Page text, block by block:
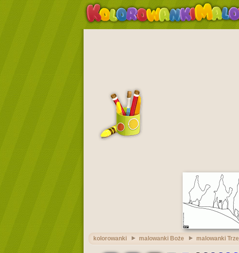
kolorowanki malowanki Boże malowanki